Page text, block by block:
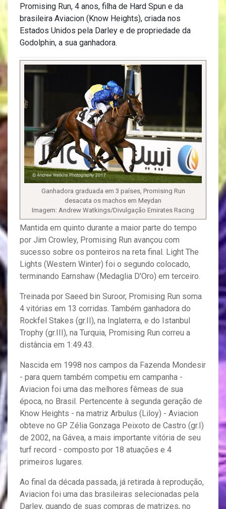
Promising Run, 4 anos, filha de Hard Spun e da
brasileira Aviacion (Know Heights), criada nos
Estados Unidos pela Darley e de propriedade da
Godolphin, a sua ganhadora.
Ganhadora graduada em 3 países, Promising Run
desacata os machos em Meydan
Imagem: Andrew Watkings/Divulgação Emirates Racing
Mantida em quinto durante a maior parte do tempo
por Jim Crowley, Promising Run avançou com
sucesso sobre os ponteiros na reta final. Light The
Lights (Western Winter) foi o segundo colocado,
terminando Earnshaw (Medaglia D'Oro) em terceiro.
Treinada por Saeed bin Suroor, Promising Run soma
4 vitórias em 13 corridas. Também ganhadora do
Rockfel Stakes (gr.II), na Inglaterra, e do Istanbul
Trophy (gr.III), na Turquia, Promising Run correu a
distância em 1:49.43.
Nascida em 1998 nos campos da Fazenda Mondesir
- para quem também competiu em campanha -
Aviacion foi uma das melhores fêmeas de sua
época, no Brasil. Pertencente à segunda geração de
Know Heights - na matriz Arbulus (Liloy) - Aviacion
obteve no GP Zélia Gonzaga Peixoto de Castro (gr.I)
de 2002, na Gávea, a mais importante vitória de seu
turf record - composto por 18 atuações e 4
primeiros lugares.
Ao final da década passada, já retirada à reprodução,
Aviacion foi uma das brasileiras selecionadas pela
Darley, quando de suas compras de matrizes, no